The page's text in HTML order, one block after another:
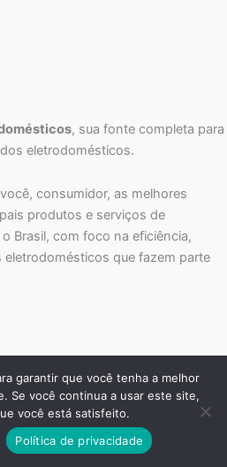
, sua fonte completa para
eletrodomésticos.
consumidor, as melhores
produtos e serviços de
Brasil, com foco na eficiência,
eletrodomésticos que fazem parte
para conquistar consumidores
de revenda de eletros roubados
terão prazo de 180 dias para
garantir que você tenha a melhor
Se você continua a usar este site,
você está satisfeito.
Política de privacidade